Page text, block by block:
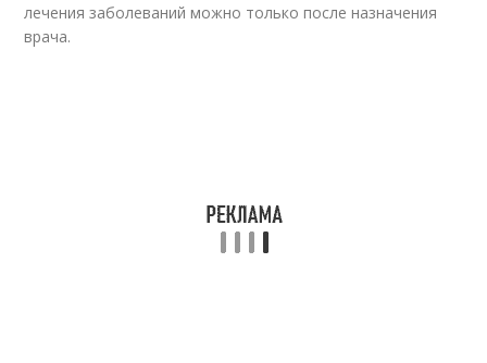
лечения заболеваний можно только после назначения
врача.